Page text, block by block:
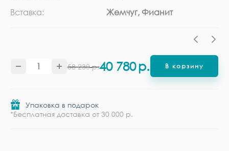
Вставка:
Жемчуг, Фианит
58 230 р.40 780р. В корзину
Упаковка в подарок
*Бесплатная доставка от 30 000 р.